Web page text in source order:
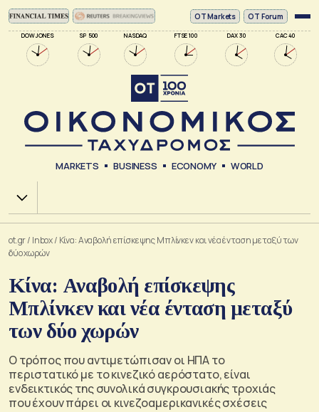
DOW JONES SP 500 NASDAQ FTSE 100 DAX 30 CAC 40
ΟΤ Markets OT Forum
MARKETS BUSINESS ECONOMY WORLD
Χ.Α.
ot.gr/ Inbox/ Κίνα: Αναβολή επίσκεψης Μπλίνκεν και νέα ένταση μεταξύ των
δύο χωρών
Κίνα: Αναβολή επίσκεψης
Μπλίνκεν και νέα ένταση μεταξύ
των δύο χωρών
Ο τρόπος που αντιμετώπισαν οι ΗΠΑ το
περιστατικό με το κινεζικό αερόστατο, είναι
ενδεικτικός της συνολικά συγκρουσιακής τροχιάς
που έχουν πάρει οι κινεζοαμερικανικές σχέσεις